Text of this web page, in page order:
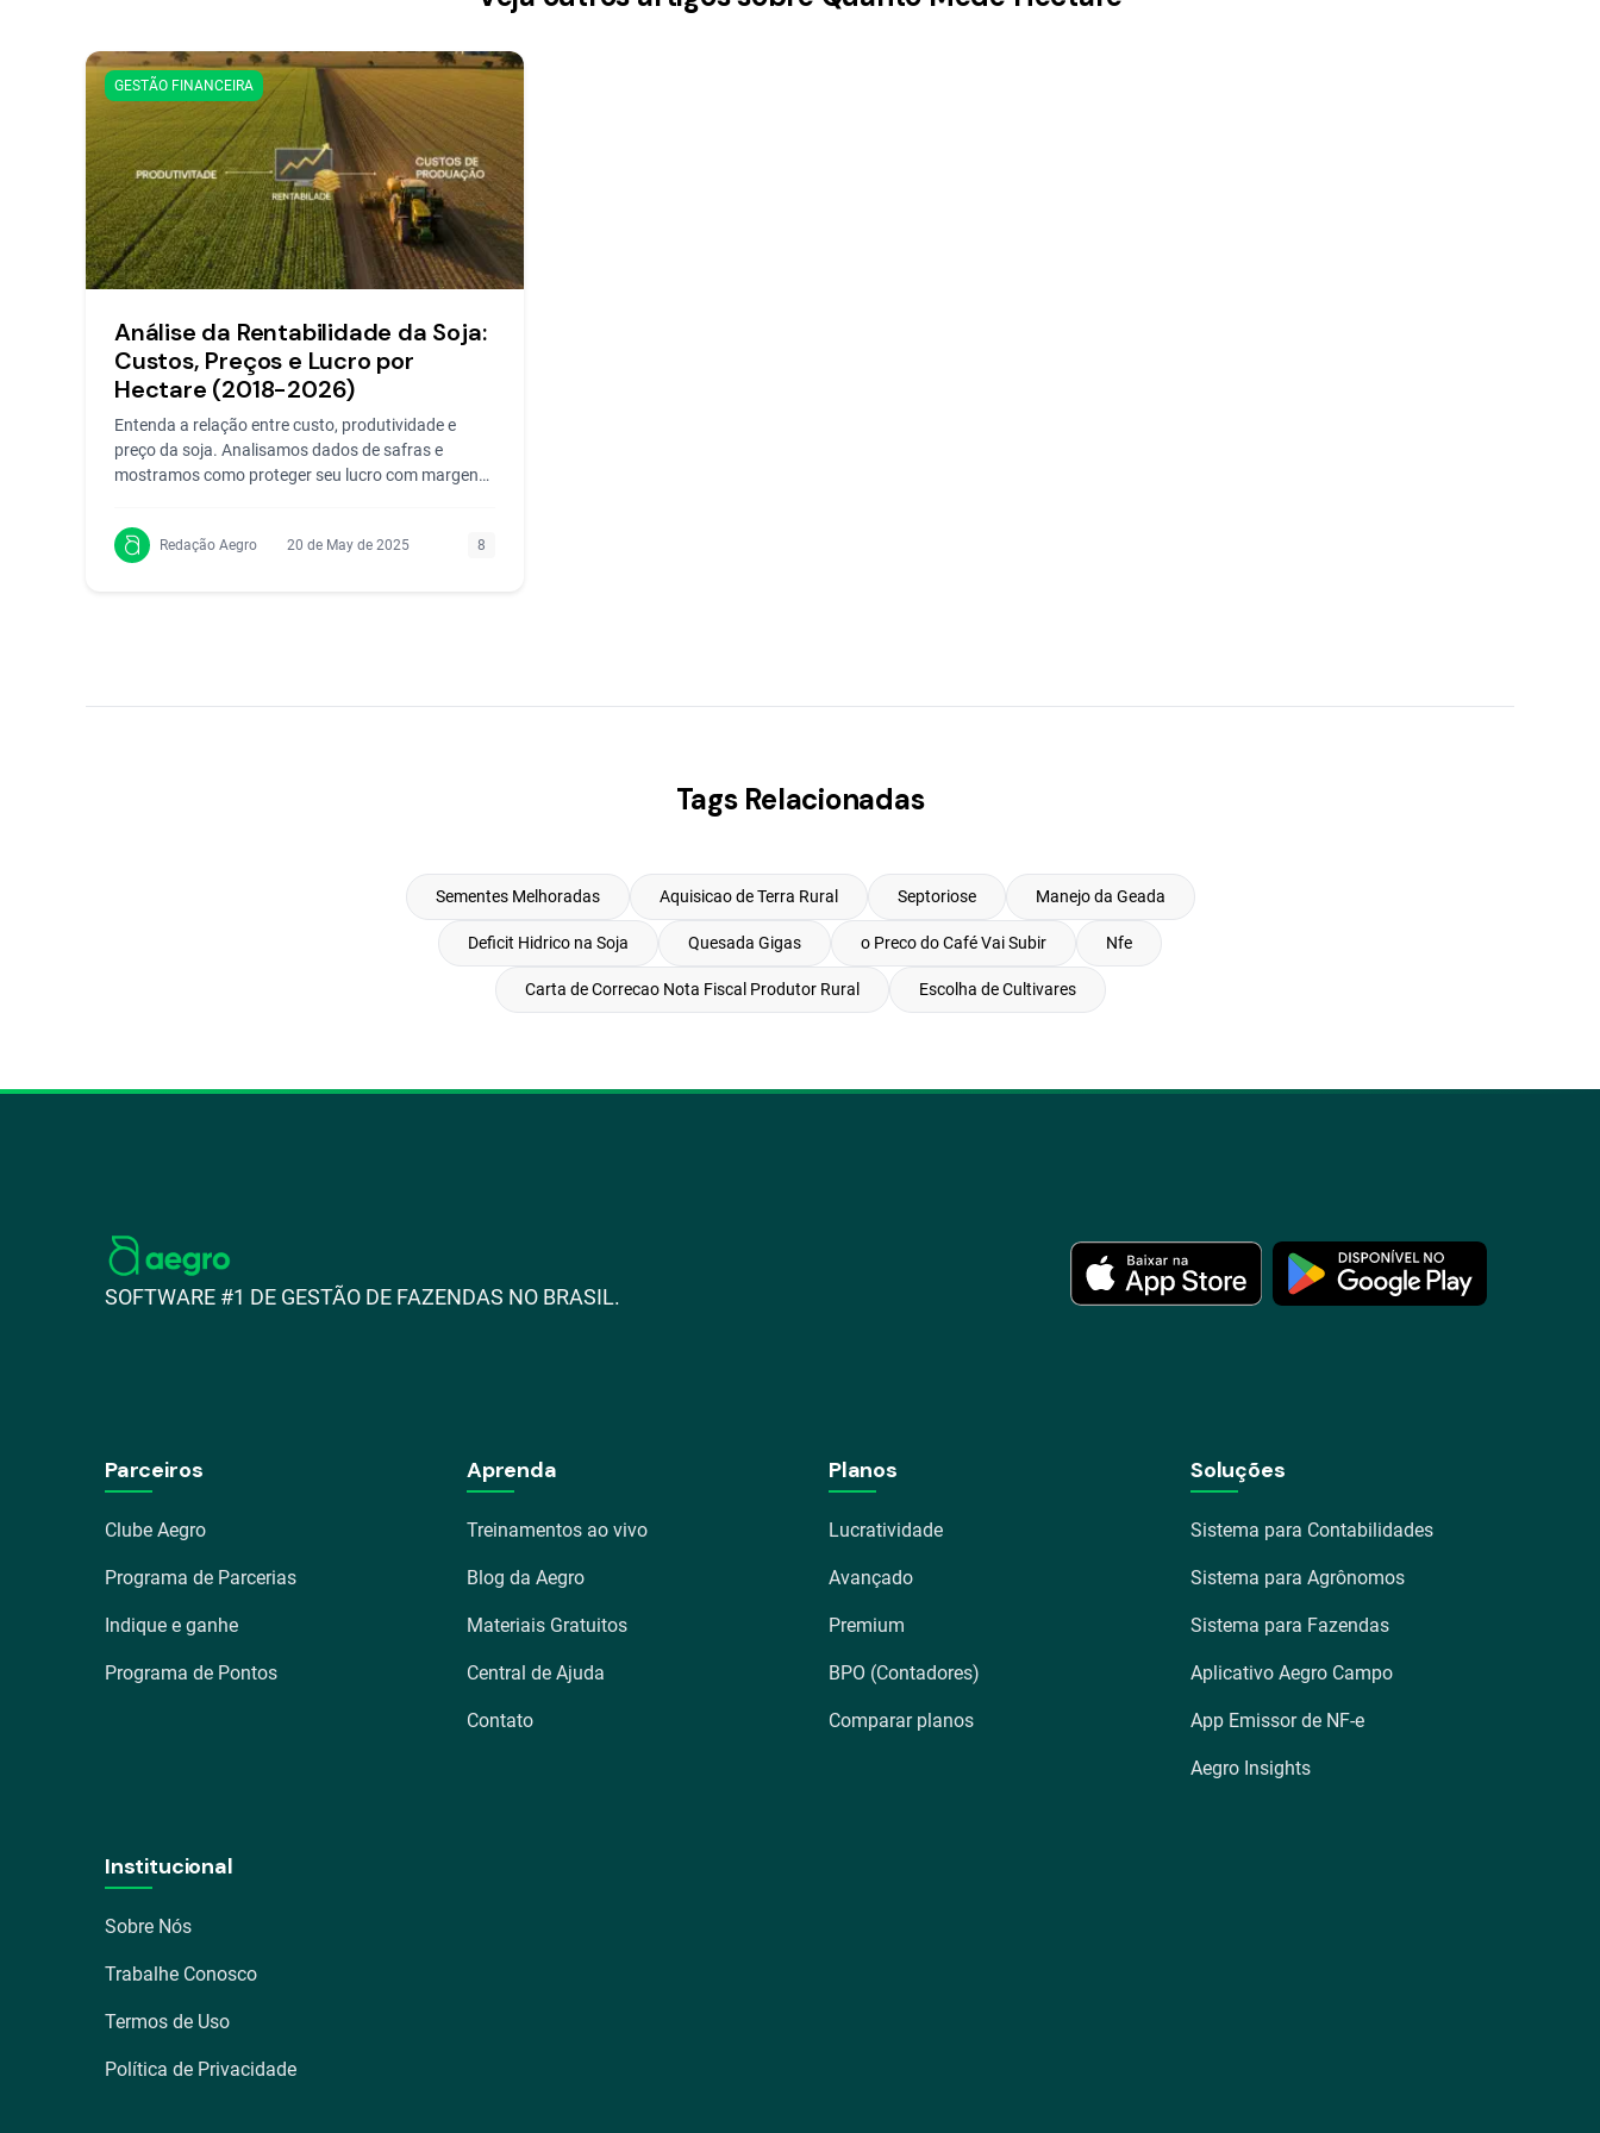
GESTÃO FINANCEIRA
Análise da Rentabilidade da Soja:
Custos, Preços e Lucro por
Hectare (2018-2026)
Entenda a relação entre custo, produtividade e
preço da soja. Analisamos dados de safras e
mostramos como proteger seu lucro com margens
Redação Aegro 20 de May de 2025 8
Tags Relacionadas
Sementes Melhoradas Aquisicao de Terra Rural Septoriose Manejo da Geada
Deficit Hidrico na Soja Quesada Gigas o Preco do Café Vai Subir Nfe
Carta de Correcao Nota Fiscal Produtor Rural Escolha de Cultivares
SOFTWARE #1 DE GESTÃO DE FAZENDAS NO BRASIL.
Parceiros
Clube Aegro
Programa de Parcerias
Indique e ganhe
Programa de Pontos
Aprenda
Treinamentos ao vivo
Blog da Aegro
Materiais Gratuitos
Central de Ajuda
Contato
Planos
Lucratividade
Avançado
Premium
BPO (Contadores)
Comparar planos
Soluções
Sistema para Contabilidades
Sistema para Agrônomos
Sistema para Fazendas
Aplicativo Aegro Campo
App Emissor de NF-e
Aegro Insights
Institucional
Sobre Nós
Trabalhe Conosco
Termos de Uso
Política de Privacidade